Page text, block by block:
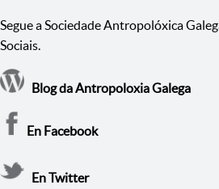
Segue a Sociedade Antropolóxica
Sociais.
Blog da Antropoloxia Galega
En Facebook
En Twitter